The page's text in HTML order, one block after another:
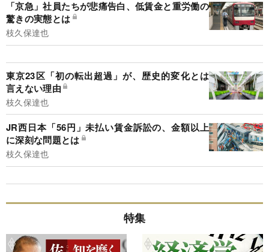
「京急」社員たちが悲痛告白、低賃金と重労働の
驚きの実態とは
枝久保達也
東京23区「初の転出超過」が、歴史的変化とは
言えない理由
枝久保達也
JR西日本「56円」未払い賃金訴訟の、金額以上
に深刻な問題とは
枝久保達也
特集